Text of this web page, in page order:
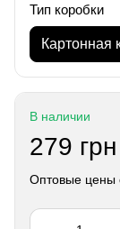
Тип коробки
Картонная
В наличии
279 грн
Оптовые цены